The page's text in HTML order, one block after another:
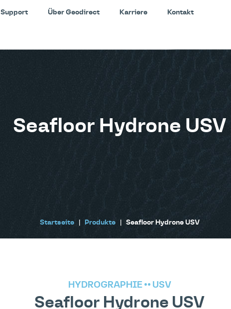
Support Über Geodirect Karriere Kontakt
Seafloor Hydrone USV
Startseite| Produkte| Seafloor Hydrone USV
HYDROGRAPHIE•• USV
Seafloor Hydrone USV